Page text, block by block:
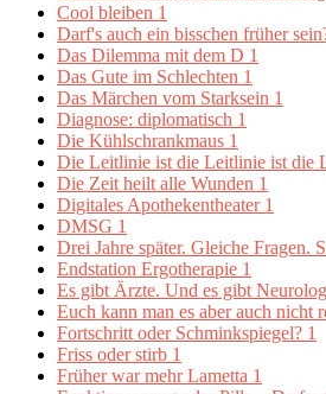
Cool bleiben 1
Darf's auch ein bisschen früher
Das Dilemma mit dem D 1
Das Gute im Schlechten 1
Das Märchen vom Starksein 1
Diagnose: diplomatisch 1
Die Kühlschrankmaus 1
Die Leitlinie ist die Leitlinie ist die
Die Zeit heilt alle Wunden 1
Digitales Apothekentheater 1
DMSG 1
Drei Jahre später. Gleiche Fragen.
Endstation Ergotherapie 1
Es gibt Ärzte. Und es gibt
Euch kann man es aber auch nicht
Fortschritt oder Schminkspiegel? 1
Friss oder stirb 1
Früher war mehr Lametta 1